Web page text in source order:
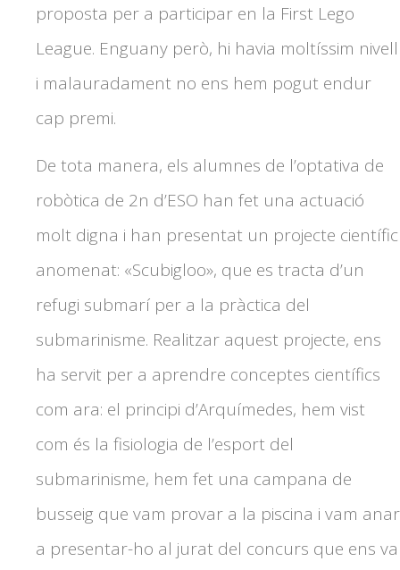
proposta per a participar en la First Lego
League. Enguany però, hi havia moltíssim nivell
i malauradament no ens hem pogut endur
cap premi.
De tota manera, els alumnes de l’optativa de
robòtica de 2n d’ESO han fet una actuació
molt digna i han presentat un projecte científic
anomenat: «Scubigloo», que es tracta d’un
refugi submarí per a la pràctica del
submarinisme. Realitzar aquest projecte, ens
ha servit per a aprendre conceptes científics
com ara: el principi d’Arquímedes, hem vist
com és la fisiologia de l’esport del
submarinisme, hem fet una campana de
busseig que vam provar a la piscina i vam anar
a presentar-ho al jurat del concurs que ens va